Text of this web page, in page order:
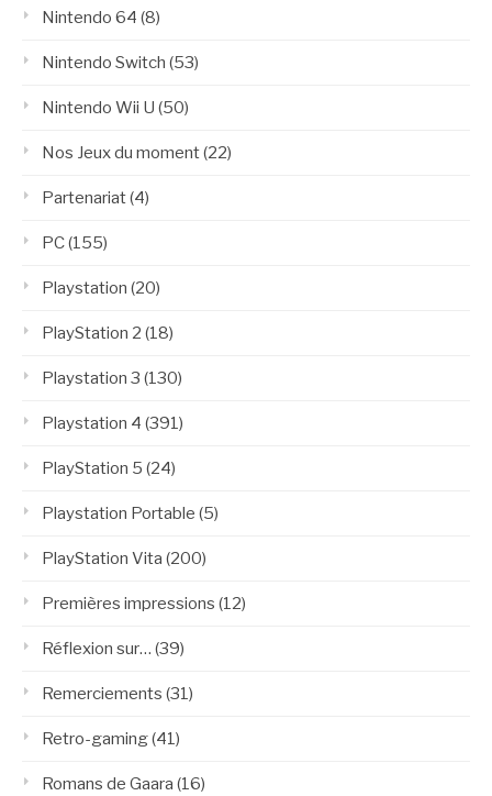
Nintendo 64 (8)
Nintendo Switch (53)
Nintendo Wii U (50)
Nos Jeux du moment(22)
Partenariat(4)
PC(155)
Playstation (20)
PlayStation 2 (18)
Playstation 3 (130)
Playstation 4 (391)
PlayStation 5 (24)
Playstation Portable (5)
PlayStation Vita (200)
Premières impressions (12)
Réflexion sur… (39)
Remerciements (31)
Retro-gaming(41)
Romans de Gaara (16)